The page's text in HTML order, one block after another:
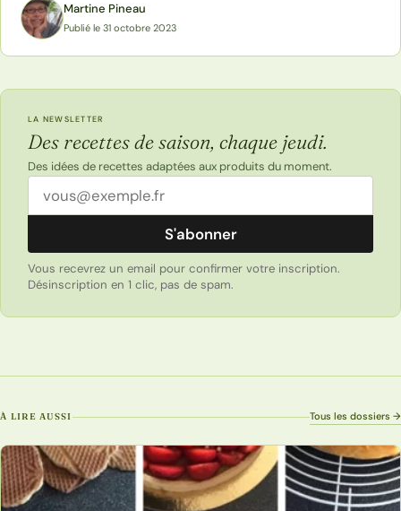
Martine Pineau
Publié le 31 octobre 2023
LA NEWSLETTER
Des recettes de saison, chaque jeudi.
Des idées de recettes adaptées aux produits du moment.
Adresse email
S'abonner
Vous recevrez un email pour confirmer votre inscription.
Désinscription en 1 clic, pas de spam.
À LIRE AUSSI Tous les dossiers →